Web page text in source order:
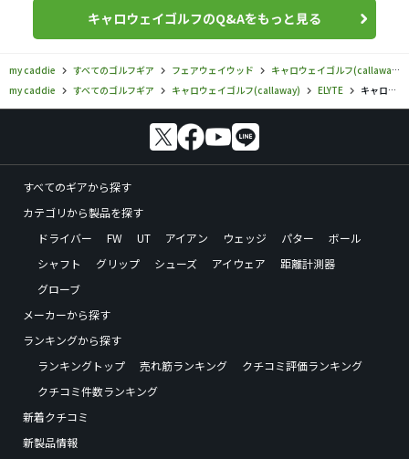
キャロウェイゴルフのQ&Aをもっと見る
my caddie すべてのゴルフギア フェアウェイウッド
キャロウェイゴルフ(callaway)
my caddie
すべてのゴルフギア キャロウェイゴルフ(callaway) ELYTE キャロウェイゴルフ／ELYTE／エリート TITANIUM フェアウェイウッドの口コミ評価
すべてのギアから探す
カテゴリから製品を探す
ドライバー
FW UT アイアン ウェッジ パター
ボール
シャフト
グリップ シューズ アイウェア
距離計測器
グローブ
メーカーから探す
ランキングから探す
ランキングトップ
売れ筋ランキング
クチコミ評価ランキング
クチコミ件数ランキング
新着クチコミ
新製品情報